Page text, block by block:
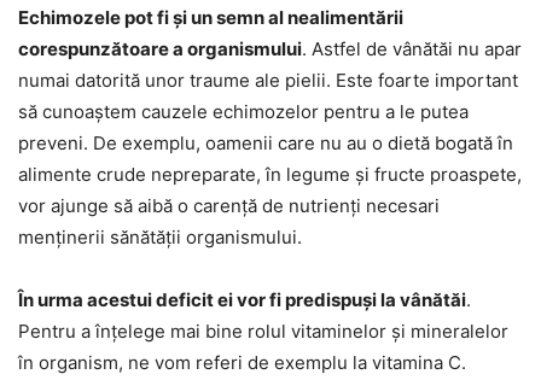
Echimozele pot fi și un semn al nealimentării
corespunzătoare a organismului. Astfel de vânătăi nu apar
numai datorită unor traume ale pielii. Este foarte important
să cunoaștem cauzele echimozelor pentru a le putea
preveni. De exemplu, oamenii care nu au o dietă bogată în
alimente crude nepreparate, în legume și fructe proaspete,
vor ajunge să aibă o carență de nutrienți necesari
menținerii sănătății organismului.
În urma acestui deficit ei vor fi predispuși la vânătăi.
Pentru a înțelege mai bine rolul vitaminelor și mineralelor
în organism, ne vom referi de exemplu la vitamina C.